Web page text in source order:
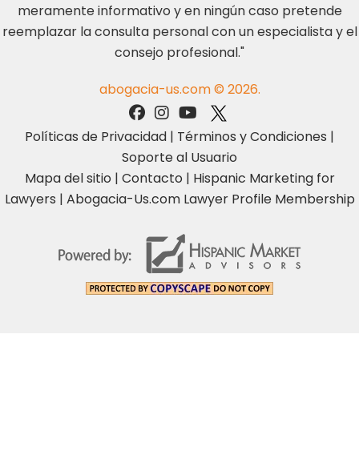
meramente informativo y en ningún caso pretende
reemplazar la consulta personal con un especialista y el
consejo profesional."
abogacia-us.com © 2026.
Políticas de Privacidad | Términos y Condiciones |
Soporte al Usuario
Mapa del sitio | Contacto | Hispanic Marketing for
Lawyers | Abogacia-Us.com Lawyer Profile Membership